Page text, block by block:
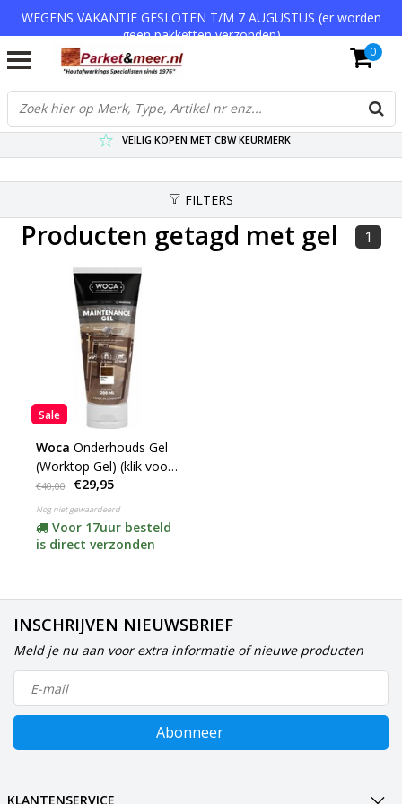
WEGENS VAKANTIE GESLOTEN T/M 7 AUGUSTUS (er worden
geen pakketten verzonden)
VERZENDKOSTEN € 7,95 (GRATIS VA €75,-)
SCHERPSTE PRIJZEN TOT WEL 75% KORTING !
VEILIG KOPEN MET CBW KEURMERK
0
FILTERS
Producten getagd met gel 1
Sale
Woca Onderhouds Gel
(Worktop Gel) (klik voor
kleuren)
€40,00 €29,95
Nog niet gewaardeerd
Voor 17uur besteld
is direct verzonden
INSCHRIJVEN NIEUWSBRIEF
Meld je nu aan voor extra informatie of nieuwe producten
Abonneer
KLANTENSERVICE